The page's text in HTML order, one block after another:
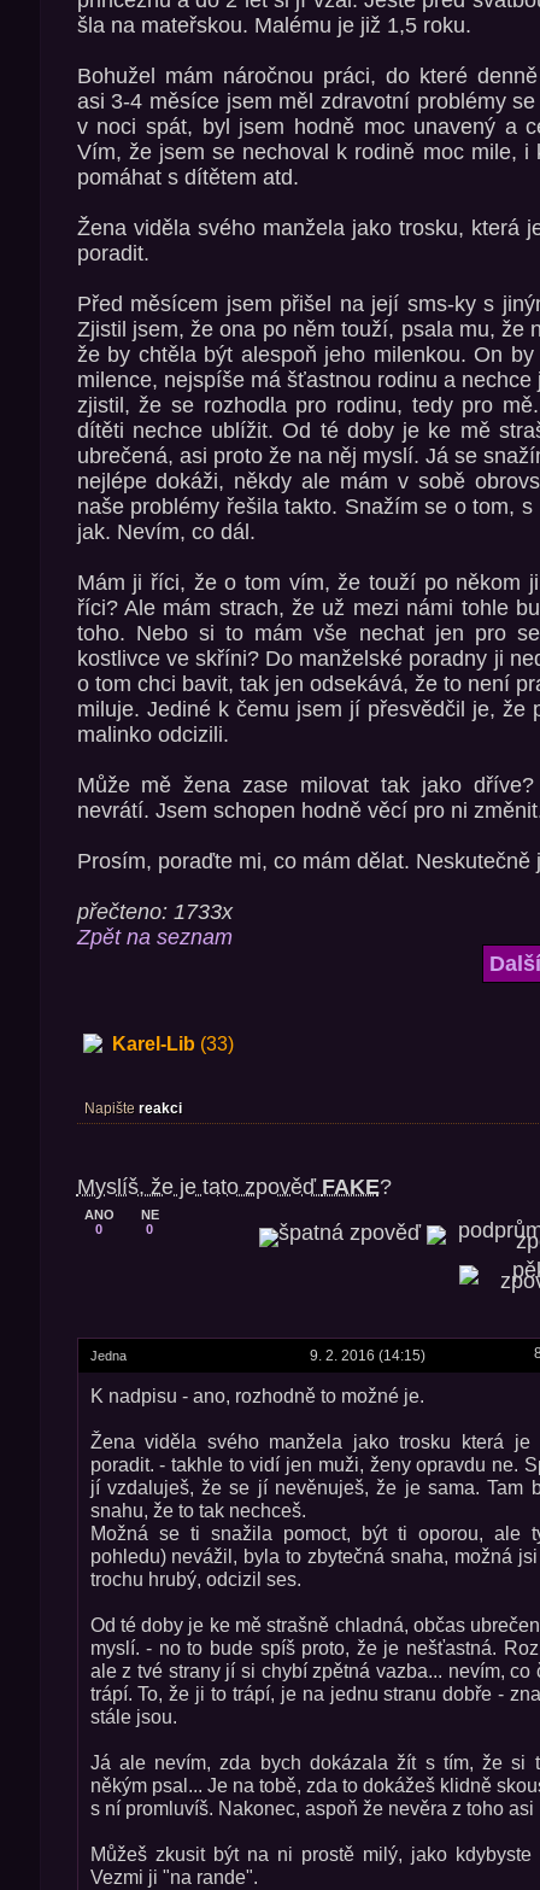
šla na mateřskou. Malému je již 1,5 roku.
Bohužel mám náročnou práci, do které
asi 3-4 měsíce jsem měl zdravotní problémy
v noci spát, byl jsem hodně moc unavený a
Vím, že jsem se nechoval k rodině moc mile, i
pomáhat s dítětem atd.
Žena viděla svého manžela jako trosku, která
poradit.
Před měsícem jsem přišel na její sms-ky s
Zjistil jsem, že ona po něm touží, psala mu, že
že by chtěla být alespoň jeho milenkou. On
milence, nejspíše má šťastnou rodinu a nechce
zjistil, že se rozhodla pro rodinu, tedy pro
dítěti nechce ublížit. Od té doby je ke mě
ubrečená, asi proto že na něj myslí. Já se
nejlépe dokáži, někdy ale mám v sobě
naše problémy řešila takto. Snažím se o tom,
jak. Nevím, co dál.
Mám ji říci, že o tom vím, že touží po někom
říci? Ale mám strach, že už mezi námi tohle
toho. Nebo si to mám vše nechat jen pro
kostlivce ve skříni? Do manželské poradny ji
o tom chci bavit, tak jen odsekává, že to není
miluje. Jediné k čemu jsem jí přesvědčil je, že
malinko odcizili.
Může mě žena zase milovat tak jako
nevrátí. Jsem schopen hodně věcí pro ni
Prosím, poraďte mi, co mám dělat. Neskutečně
přečteno: 1733x
Zpět na seznam
Karel-Lib (33)
Napište reakci
Myslíš, že je tato zpověď FAKE?
ANO
0
NE
0
Jedna 9. 2. 2016 (14:15)
K nadpisu - ano, rozhodně to možné je.
Žena viděla svého manžela jako trosku která
poradit. - takhle to vidí jen muži, ženy opravdu ne.
jí vzdaluješ, že se jí nevěnuješ, že je sama. Tam
snahu, že to tak nechceš.
Možná se ti snažila pomoct, být ti oporou, ale
pohledu) nevážil, byla to zbytečná snaha, možná
trochu hrubý, odcizil ses.
Od té doby je ke mě strašně chladná, občas
myslí. - no to bude spíš proto, že je nešťastná.
ale z tvé strany jí si chybí zpětná vazba... nevím, co
trápí. To, že ji to trápí, je na jednu stranu dobře -
stále jsou.
Já ale nevím, zda bych dokázala žít s tím, že si
někým psal... Je na tobě, zda to dokážeš klidně
s ní promluvíš. Nakonec, aspoň že nevěra z toho asi
Můžeš zkusit být na ni prostě milý, jako kdybyste
Vezmi ji "na rande".